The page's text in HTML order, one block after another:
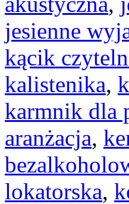
jesienne
kącik
kalistenika,
karmnik dla
aranżacja,
lokatorska,